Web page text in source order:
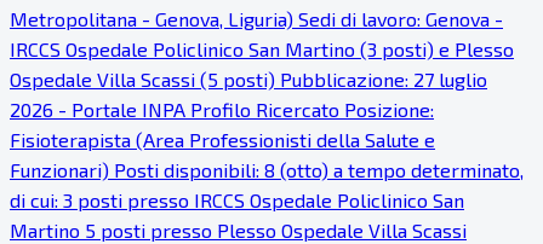
Metropolitana - Genova, Liguria) Sedi di lavoro: Genova -
IRCCS Ospedale Policlinico San Martino (3 posti) e Plesso
Ospedale Villa Scassi (5 posti) Pubblicazione: 27 luglio
2026 - Portale INPA Profilo Ricercato Posizione:
Fisioterapista (Area Professionisti della Salute e
Funzionari) Posti disponibili: 8 (otto) a tempo determinato,
di cui: 3 posti presso IRCCS Ospedale Policlinico San
Martino 5 posti presso Plesso Ospedale Villa Scassi